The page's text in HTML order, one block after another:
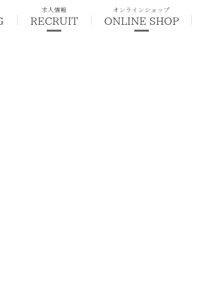
求人情報
RECRUIT
オンラインショップ
ONLINE SHOP